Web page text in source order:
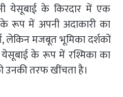
येसूबाई के किरदार में एक
रूप में अपनी अदाकारी का
लेकिन मजबूत भूमिका दर्शकों
येसूबाई के रूप में रश्मिका का
उनकी तरफ खींचता है।